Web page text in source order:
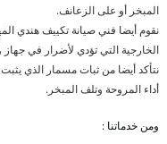
المبخر أو على الزعانف.
نقوم أيضا فني صيانة تكييف هندي
الخارجية التي تؤدي لأضرار في
نتأكد أيضا من ثبات مسمار الذي
أداء المروحة وتلف المبخر.
ومن خدماتنا :